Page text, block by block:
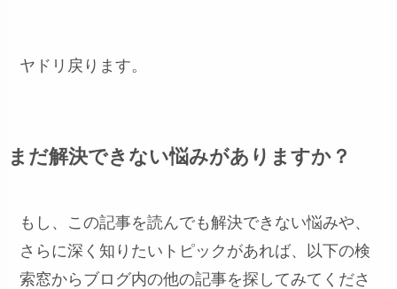
ヤドリ戻ります。
まだ解決できない悩みがありますか？
もし、この記事を読んでも解決できない悩みや、
さらに深く知りたいトピックがあれば、以下の検
索窓からブログ内の他の記事を探してみてくださ